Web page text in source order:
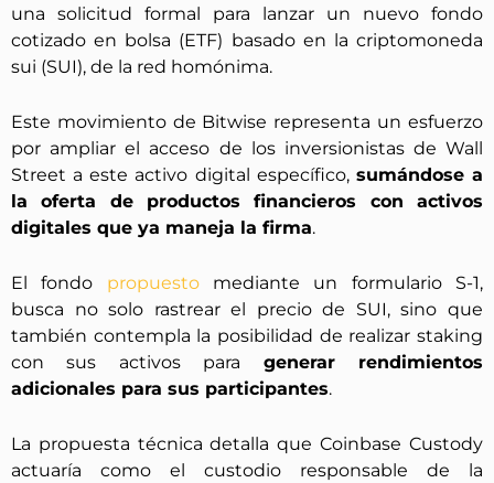
una solicitud formal para lanzar un nuevo fondo
cotizado en bolsa (ETF) basado en la criptomoneda
sui (SUI), de la red homónima.
Este movimiento de Bitwise representa un esfuerzo
por ampliar el acceso de los inversionistas de Wall
Street a este activo digital específico, sumándose a
la oferta de productos financieros con activos
digitales que ya maneja la firma.
El fondo propuestomediante un formulario S-1,
busca no solo rastrear el precio de SUI, sino que
también contempla la posibilidad de realizar staking
con sus activos para generar rendimientos
adicionales para sus participantes.
La propuesta técnica detalla que Coinbase Custody
actuaría como el custodio responsable de la